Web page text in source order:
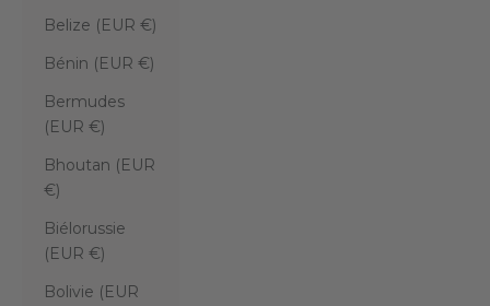
Belize (EUR €)
Bénin (EUR €)
Bermudes
(EUR €)
Bhoutan (EUR
€)
Biélorussie
(EUR €)
Bolivie (EUR